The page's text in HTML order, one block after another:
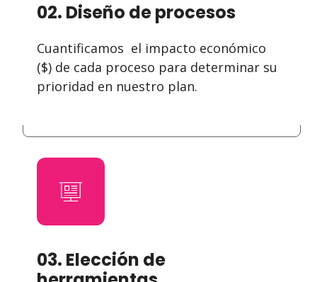
02. Diseño de procesos
Cuantificamos el impacto económico
($) de cada proceso para determinar su
prioridad en nuestro plan.
03. Elección de